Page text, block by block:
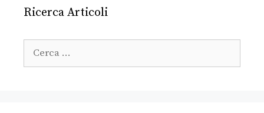
Ricerca Articoli